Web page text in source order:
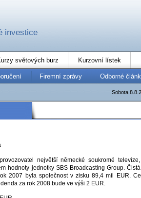
investice
světových burz Kurzovní lístek
Firemní zprávy Odborné
Sobota
největší německé soukromé
hodnoty jednotky SBS Broadcasting Group.
2007 byla společnost v zisku 89,4 mil EUR.
za rok 2008 bude ve výši 2 EUR.